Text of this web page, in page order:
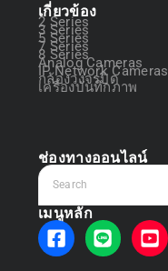
เกี่ยวข้อง
2 Series
3 Series
5 Series
7 Series
8 Series
Analog Cameras
IP Network Cameras
กล้องวงจรปิด
เครื่องบันทึกภาพ
ช่องทางออนไลน์
เมนูหลัก